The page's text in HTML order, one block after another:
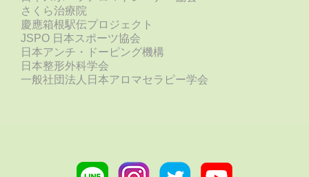
さくら治療院
慶應箱根駅伝プロジェクト
JSPO 日本スポーツ協会
日本アンチ・ドーピング機構
日本整形外科学会
一般社団法人日本アロマセラピー学会
Line
InstagramTwitter
Youtube